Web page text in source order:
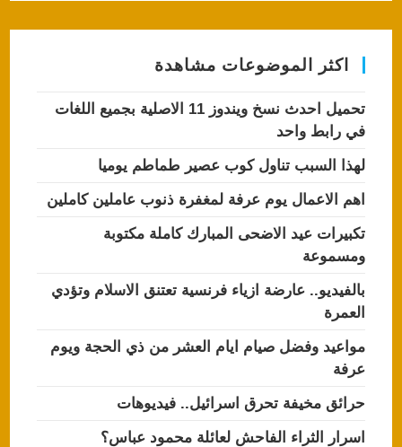
اكثر الموضوعات مشاهدة
تحميل احدث نسخ ويندوز 11 الاصلية بجميع اللغات
في رابط واحد
لهذا السبب تناول كوب عصير طماطم يوميا
اهم الاعمال يوم عرفة لمغفرة ذنوب عاملين كاملين
تكبيرات عيد الاضحى المبارك كاملة مكتوبة
ومسموعة
بالفيديو.. عارضة ازياء فرنسية تعتنق الاسلام وتؤدي
العمرة
مواعيد وفضل صيام ايام العشر من ذي الحجة ويوم
عرفة
حرائق مخيفة تحرق اسرائيل.. فيديوهات
اسرار الثراء الفاحش لعائلة محمود عباس؟